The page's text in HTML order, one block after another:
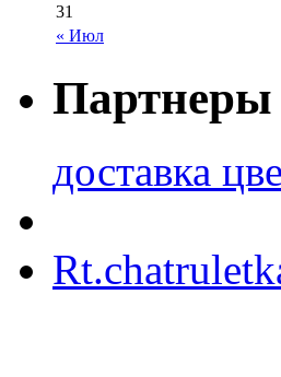
« Июл
31
Партнеры
доставка